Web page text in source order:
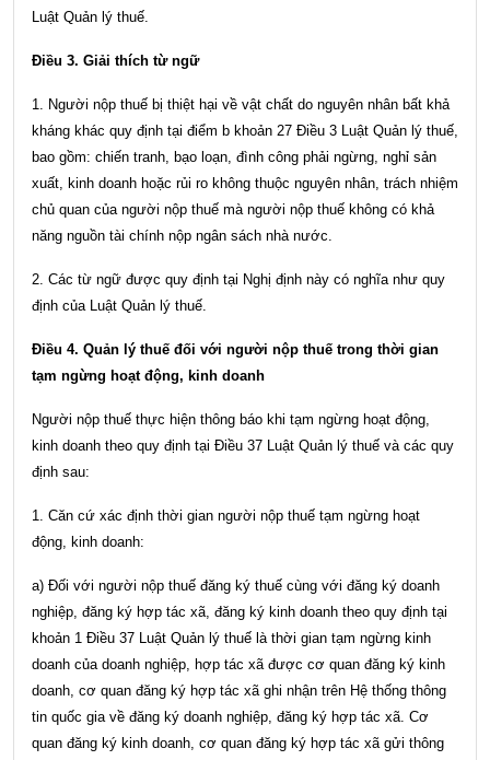
Luật Quản lý thuế.
Điều 3. Giải thích từ ngữ
1. Người nộp thuế bị thiệt hại về vật chất do nguyên nhân bất khả
kháng khác quy định tại điểm b khoản 27 Điều 3 Luật Quản lý thuế,
bao gồm: chiến tranh, bạo loạn, đình công phải ngừng, nghỉ sản
xuất, kinh doanh hoặc rủi ro không thuộc nguyên nhân, trách nhiệm
chủ quan của người nộp thuế mà người nộp thuế không có khả
năng nguồn tài chính nộp ngân sách nhà nước.
2. Các từ ngữ được quy định tại Nghị định này có nghĩa như quy
định của Luật Quản lý thuế.
Điều 4. Quản lý thuế đối với người nộp thuế trong thời gian
tạm ngừng hoạt động, kinh doanh
Người nộp thuế thực hiện thông báo khi tạm ngừng hoạt động,
kinh doanh theo quy định tại Điều 37 Luật Quản lý thuế và các quy
định sau:
1. Căn cứ xác định thời gian người nộp thuế tạm ngừng hoạt
động, kinh doanh:
a) Đối với người nộp thuế đăng ký thuế cùng với đăng ký doanh
nghiệp, đăng ký hợp tác xã, đăng ký kinh doanh theo quy định tại
khoản 1 Điều 37 Luật Quản lý thuế là thời gian tạm ngừng kinh
doanh của doanh nghiệp, hợp tác xã được cơ quan đăng ký kinh
doanh, cơ quan đăng ký hợp tác xã ghi nhận trên Hệ thống thông
tin quốc gia về đăng ký doanh nghiệp, đăng ký hợp tác xã. Cơ
quan đăng ký kinh doanh, cơ quan đăng ký hợp tác xã gửi thông